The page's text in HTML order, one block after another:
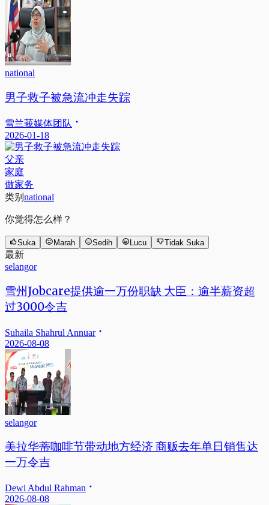
national
男子救子被急流冲走失踪
雪兰莪媒体团队
2026-01-18
父亲
家庭
做家务
类别 national
你觉得怎么样？
Suka Marah Sedih Lucu Tidak Suka
最新
selangor
雪州Jobcare提供逾一万份职缺 大臣：逾半薪资超
过3000令吉
Suhaila Shahrul Annuar
2026-08-08
selangor
美拉华蒂咖啡节带动地方经济 商贩去年单日销售达
一万令吉
Dewi Abdul Rahman
2026-08-08